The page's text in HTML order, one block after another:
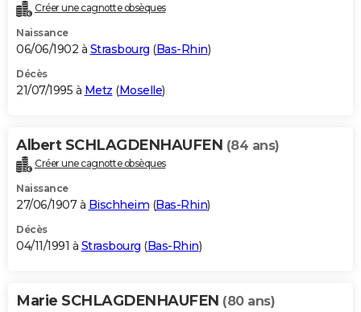
Créer une cagnotte obsèques
Naissance
06/06/1902 à Strasbourg (Bas-Rhin)
Décès
21/07/1995 à Metz (Moselle)
Albert SCHLAGDENHAUFEN (84 ans)
Créer une cagnotte obsèques
Naissance
27/06/1907 à Bischheim (Bas-Rhin)
Décès
04/11/1991 à Strasbourg (Bas-Rhin)
Marie SCHLAGDENHAUFEN (80 ans)